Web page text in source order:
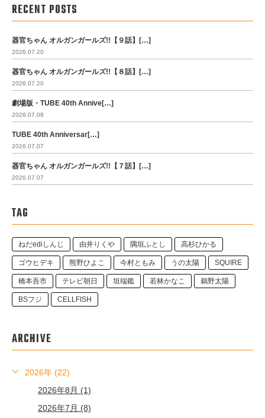
RECENT POSTS
器官ちゃん オルガンガールズ!!【９話】[…]
2026.07.20
器官ちゃん オルガンガールズ!!【８話】[…]
2026.07.20
劇場版・TUBE 40th Annive[…]
2026.07.08
TUBE 40th Anniversar[…]
2026.07.07
器官ちゃん オルガンガールズ!!【７話】[…]
2026.07.07
TAG
ねだediしんじ 由井りくや 隅垣ふとし 高杉ひかる
ゴウヒデキ 熊野ひよこ 今村ともみ うの太陽 SQUIRE
橋本吾市 テレビ朝日 垣端鑑 若林かなこ 鵜野太陽
BSフジ CELLFISH
ARCHIVE
2026年 (22)
2026年8月 (1)
2026年7月 (8)